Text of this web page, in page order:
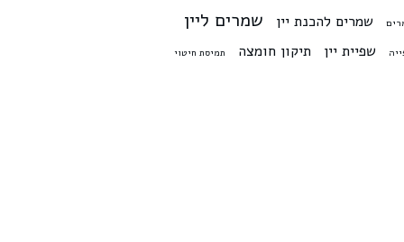
שמרים להכנת יין שמרים ליין
שפיית יין תיקון חומצה תמיסת חיטוי